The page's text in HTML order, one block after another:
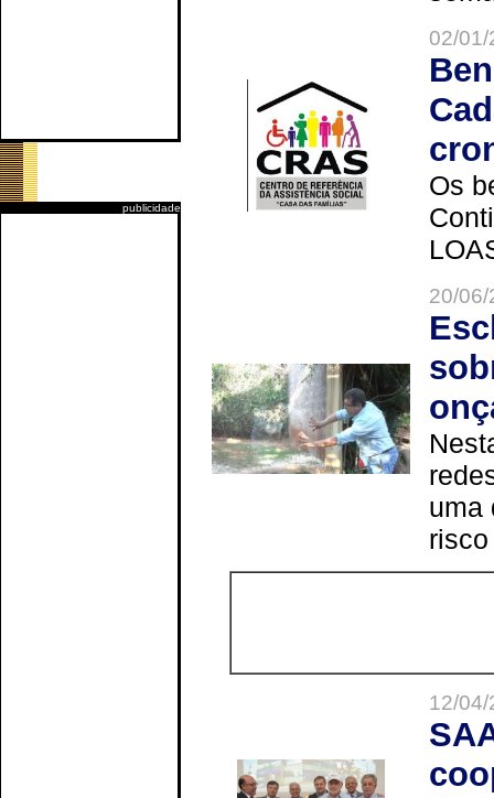
publicidade
02/
Os
20/
uma
12/